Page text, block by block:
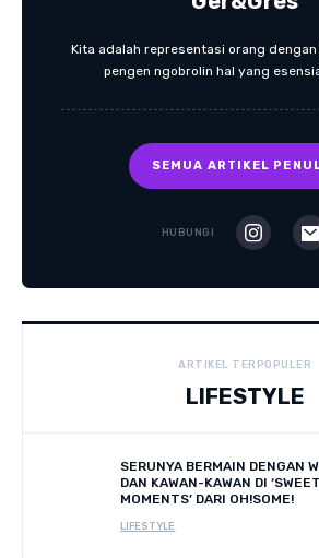
Kita adalah representasi orang
pengen ngobrolin hal yang
SEMUA ARTIKEL
HUBUNGI
ARTIKEL TERPOPULER
LIFESTYLE
SERUNYA BERMAIN DENGAN
DAN KAWAN-KAWAN DI
MOMENTS’ DARI OH!SOME!
LIFESTYLE